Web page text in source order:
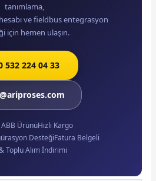
tanımlama,
ve fieldbus entegrasyon
için hemen ulaşın.
532 224 04 33
ÜrünüHızlı Kargo
DesteğiFatura Belgeli
Toplu Alım İndirimi